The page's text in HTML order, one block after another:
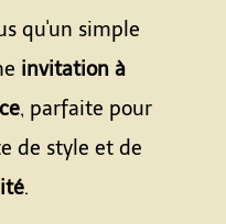
qu'un simple
invitation à
, parfaite pour
de style et de
.